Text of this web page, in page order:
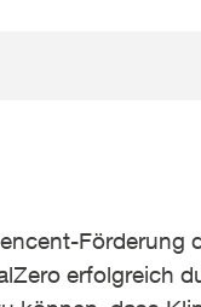
Förderung
erfolgreich